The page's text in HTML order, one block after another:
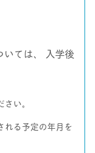
ては、 入学後
い。
れる予定の年月を